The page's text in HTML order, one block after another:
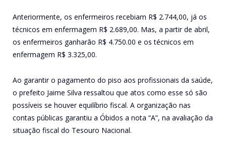
Anteriormente, os enfermeiros recebiam R$ 2.744,00, já os
técnicos em enfermagem R$ 2.689,00. Mas, a partir de abril,
os enfermeiros ganharão R$ 4.750.00 e os técnicos em
enfermagem R$ 3.325,00.
Ao garantir o pagamento do piso aos profissionais da saúde,
o prefeito Jaime Silva ressaltou que atos como esse só são
possíveis se houver equilíbrio fiscal. A organização nas
contas públicas garantiu a Óbidos a nota “A”, na avaliação da
situação fiscal do Tesouro Nacional.